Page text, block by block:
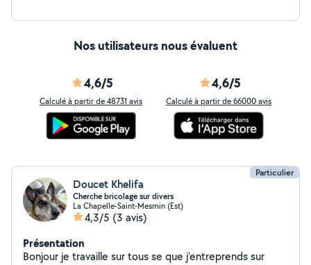
Nos utilisateurs nous évaluent
4,6/5
Calculé à partir de 48731 avis
4,6/5
Calculé à partir de 66000 avis
Particulier
Doucet Khelifa
Cherche bricolage sur divers
La Chapelle-Saint-Mesmin (Est)
4,3/5 (3 avis)
Présentation
Bonjour je travaille sur tous se que j'entreprends sur